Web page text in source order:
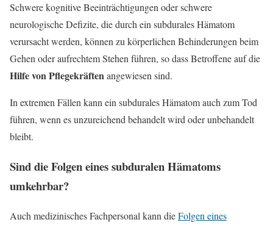
Schwere kognitive Beeinträchtigungen oder schwere
neurologische Defizite, die durch ein subdurales Hämatom
verursacht werden, können zu körperlichen Behinderungen beim
Gehen oder aufrechtem Stehen führen, so dass Betroffene auf die
Hilfe von Pflegekräftenangewiesen sind.
In extremen Fällen kann ein subdurales Hämatom auch zum Tod
führen, wenn es unzureichend behandelt wird oder unbehandelt
bleibt.
Sind die Folgen eines subduralen Hämatoms
umkehrbar?
Auch medizinisches Fachpersonal kann dieFolgen eines